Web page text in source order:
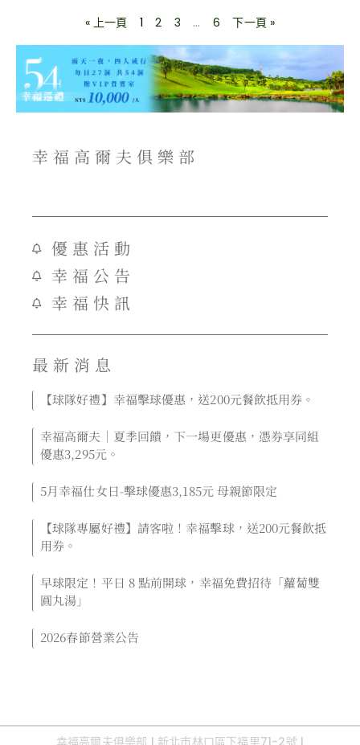
« 上一頁 1 2 3 ... 6 下一頁 »
幸福高爾夫俱樂部
優惠活動
幸福公告
幸福快訊
最新消息
【球隊好禮】幸福擊球優惠，送200元餐飲抵用券。
幸福高爾夫｜夏季回饋，下一場更優惠，憑券享同組
優惠3,295元。
5月幸福仕女日-擊球優惠3,185元 母親節限定
【球隊專屬好禮】請客啦！幸福擊球，送200元餐飲抵
用券。
早球限定！平日 8 點前開球，幸福免費招待「蘿蔔雙
圓丸湯」
2026春節營業公告